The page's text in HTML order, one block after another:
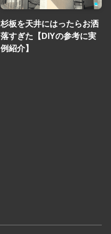
杉板を天井にはったらお洒
落すぎた【DIYの参考に実
例紹介】